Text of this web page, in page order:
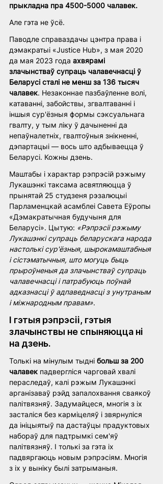
прыкладна пра 4500-5000 чалавек.
Але гэта не ўсё.
Паводле справаздачы цэнтра права і
дэмакратыі «Justice Hub», з мая 2020
да мая 2023 года ахвярамі
злачынстваў супраць чалавечнасці ў
Беларусі сталі не менш за 136 тысяч
чалавек. Незаконнае пазбаўленне волі,
катаванні, забойствы, згвалтаванні і
іншыя сур'ёзныя формы сэксуальнага
гвалту, у тым ліку ў дачыненні да
непаўналетніх, гвалтоўныя знікненні,
дэпартацыі — вось што адбываецца ў
Беларусі. Кожны дзень.
Маштабы і характар рэпрэсій рэжыму
Лукашэнкі таксама асвятляюцца ў
прынятай 25 студзеня рэзалюцыі
Парламенцкай асамблеі Савета Еўропы
«Дэмакратычная будучыня для
Беларусі». Цытую: «Рэпрэсіі рэжыму
Лукашэнкі супраць беларускага народа
настолькі сур'ёзныя, шырокамаштабныя
і сістэматычныя, што могуць быць
прыроўненыя да злачынстваў супраць
чалавечнасці і патрабуюць поўнай
адказнасці ў адпаведнасці з унутраным
і міжнародным правам».
І гэтыя рэпрэсіі, гэтыя
злачынствы не спыняюцца ні
на дзень.
Толькі на мінулым тыдні больш за 200
чалавек падвергліся чарговай хвалі
пераследаў, калі рэжым Лукашэнкі
арганізаваў рэйд запалохвання сваякоў
палітвязняў. Задумайцеся, многія з іх
засталіся без карміцеляў і звярнуліся
да ініцыятыў па дастаўцы прадуктовых
набораў для падтрымкі сем'яў
палітвязняў. І толькі за гэта іх
падвяргаюць новым рэпрэсіям. Многія
з іх у выніку былі затрыманыя.